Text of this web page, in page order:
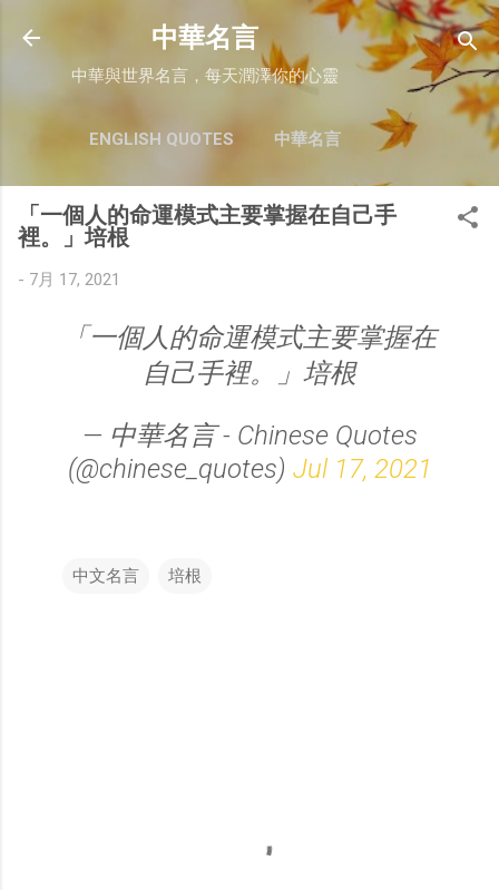
跳至主要內容
中華名言
中華與世界名言，每天潤澤你的心靈
ENGLISH QUOTES 中華名言
「一個人的命運模式主要掌握在自己手
裡。」培根
- 7月 17, 2021
「一個人的命運模式主要掌握在
自己手裡。」培根
— 中華名言 - Chinese Quotes
(@chinese_quotes) Jul 17, 2021
中文名言 培根